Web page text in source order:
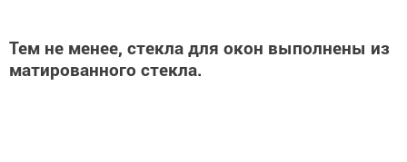
Тем не менее, стекла для окон выполнены из
матированного стекла.